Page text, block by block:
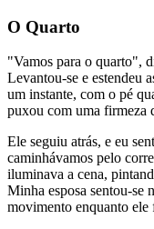
O Quarto
"Vamos para o quarto",
Levantou-se e estendeu
um instante, com o pé
puxou com uma firmeza
Ele seguiu atrás, e eu
caminhávamos pelo
iluminava a cena,
Minha esposa sentou-se
movimento enquanto ele